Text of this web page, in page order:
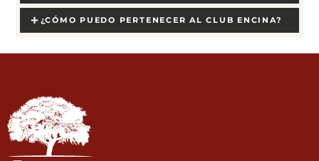
¿CÓMO PUEDO PERTENECER AL CLUB ENCINA?